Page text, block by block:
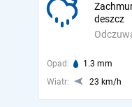
deszcz
Opad: 1.3 mm
Wiatr:
23 km/h